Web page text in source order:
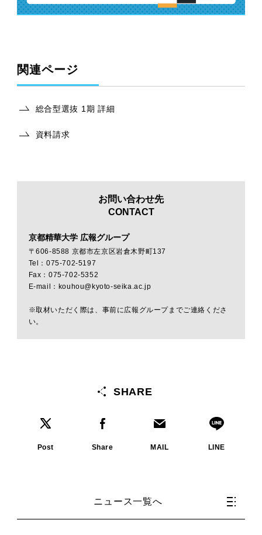
関連ページ
総合型選抜 1期 詳細
資料請求
お問い合わせ先
CONTACT
京都精華大学 広報グループ
〒606-8588 京都市左京区岩倉木野町137
Tel：075-702-5197
Fax：075-702-5352
E-mail：kouhou@kyoto-seika.ac.jp
※取材いただく際は、事前に広報グループまでご連絡くださ
い。
SHARE
Post Share MAIL LINE
ニュース一覧へ